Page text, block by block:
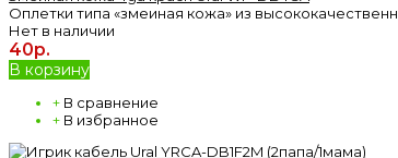
Оплетки типа «змеиная кожа» из
Нет в наличии
40р.
В корзину
+ В сравнение
+ В избранное